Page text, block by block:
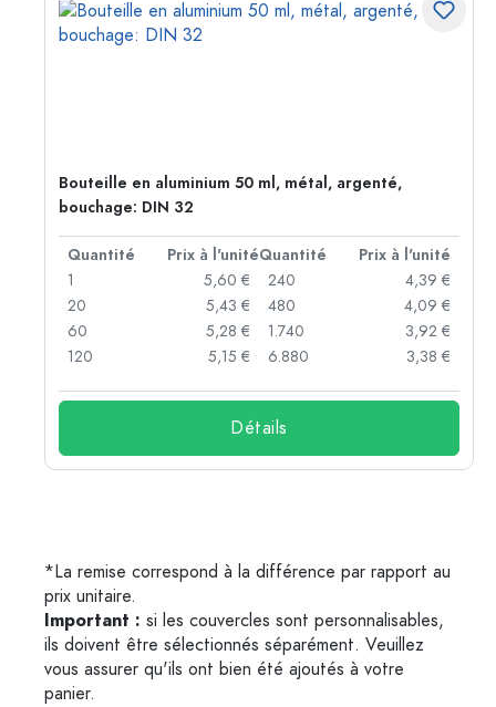
Bouteille en aluminium 50 ml, métal, argenté,
bouchage: DIN 32
Quantité Prix à l'unitéQuantité
Prix à l'unité
1
5,60 €
20
5,43 €
60
5,28 €
120
5,15 €
240
4,39 €
480
4,09 €
1.740
3,92 €
6.880
3,38 €
Détails
*La remise correspond à la différence par rapport au
prix unitaire.
Important : si les couvercles sont personnalisables,
ils doivent être sélectionnés séparément. Veuillez
vous assurer qu'ils ont bien été ajoutés à votre
panier.